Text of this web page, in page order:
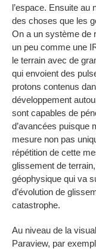
l’espace. Ensuite
des choses que les
On a un système de
un peu comme une
le terrain avec de
qui envoient des
protons contenus
développement
sont capables de
d’avancées puisque
mesure non pas
répétition de cette
glissement de
géophysique qui va
d’évolution de
catastrophe.
Au niveau de la
Paraview, par